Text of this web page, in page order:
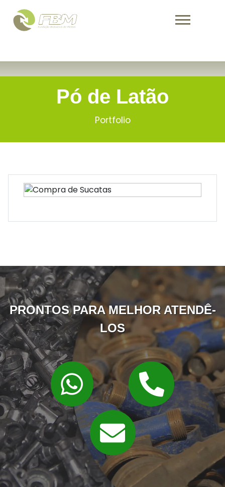
Warning : Undefined variable $activePage in
/home/fbmind/public_html/portfolio.php
Pó de Latão
Portfolio
PRONTOS PARA MELHOR ATENDÊ-
LOS